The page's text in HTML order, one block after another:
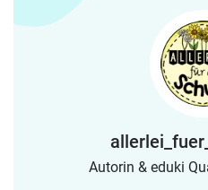
Autorin & eduki